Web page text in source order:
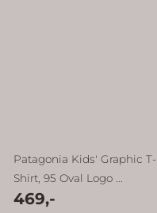
Patagonia Kids' Graphic T-
Shirt, 95 Oval Logo ...
469,-